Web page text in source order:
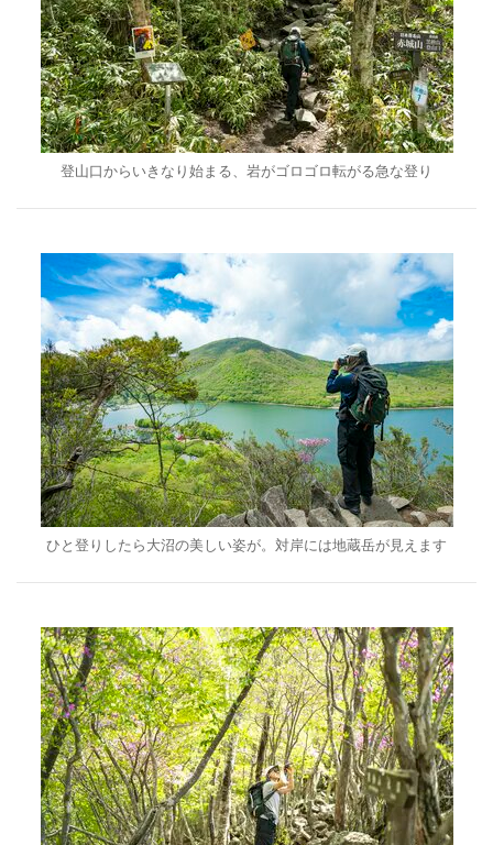
登山口からいきなり始まる、岩がゴロゴロ転がる急な登り
ひと登りしたら大沼の美しい姿が。対岸には地蔵岳が見えます